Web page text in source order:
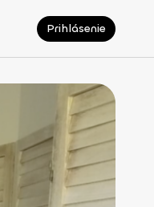
Prihlásenie